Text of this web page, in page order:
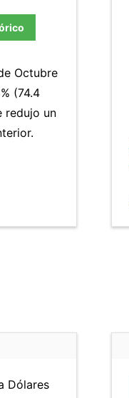
Octubre
(74.4
redujo un
Dólares